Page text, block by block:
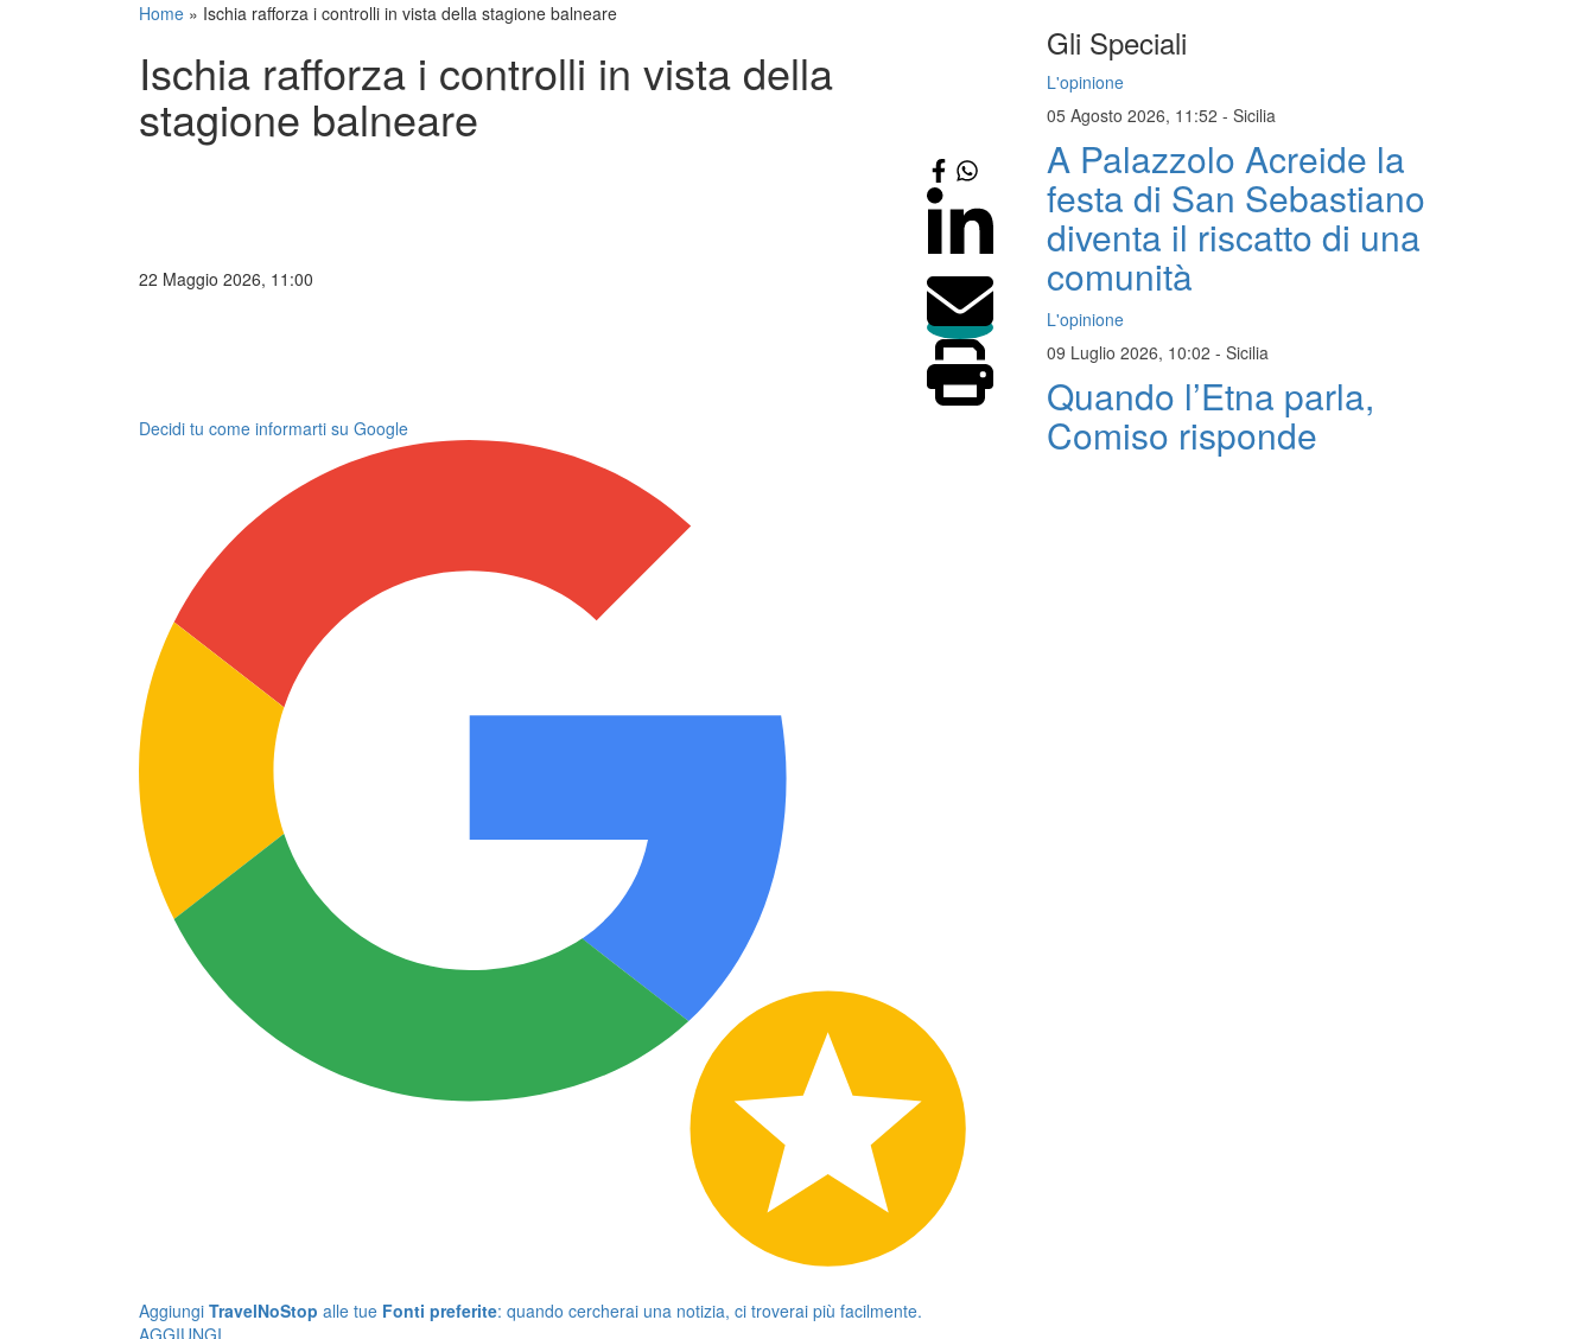
Home » Ischia rafforza i controlli in vista della stagione balneare
Ischia rafforza i controlli in vista della
stagione balneare
22 Maggio 2026, 11:00
Decidi tu come informarti su Google
Aggiungi TravelNoStop alle tue Fonti preferite: quando cercherai una notizia, ci troverai più facilmente.
Gli Speciali
L'opinione
05 Agosto 2026, 11:52 - Sicilia
A Palazzolo Acreide la
festa di San Sebastiano
diventa il riscatto di una
comunità
L'opinione
09 Luglio 2026, 10:02 - Sicilia
Quando l’Etna parla,
Comiso risponde